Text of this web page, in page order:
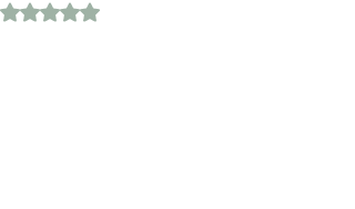
Mit NaN von 5 Sternen bewertet.